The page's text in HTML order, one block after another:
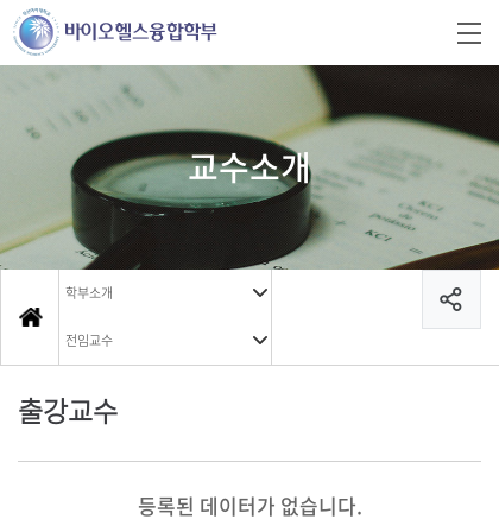
교수소개
학부소개
전임교수
출강교수
등록된 데이터가 없습니다.